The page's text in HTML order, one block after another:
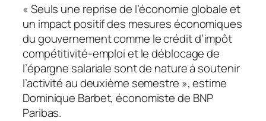
« Seuls une reprise de l’économie globale et
un impact positif des mesures économiques
du gouvernement comme le crédit d’impôt
compétitivité-emploi et le déblocage de
l’épargne salariale sont de nature à soutenir
l’activité au deuxième semestre », estime
Dominique Barbet, économiste de BNP
Paribas.